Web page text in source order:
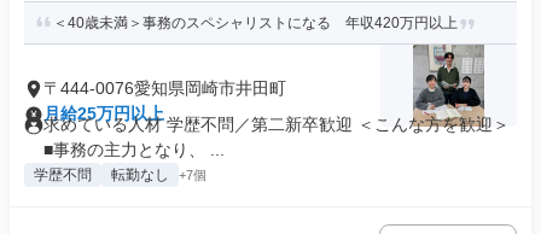
＜40歳未満＞事務のスペシャリストになる 年収420万円以上
〒444-0076愛知県岡崎市井田町
月給25万円以上
求めている人材 学歴不問／第二新卒歓迎 ＜こんな方を歓迎＞
■事務の主力となり、 ...
学歴不問 転勤なし +7個